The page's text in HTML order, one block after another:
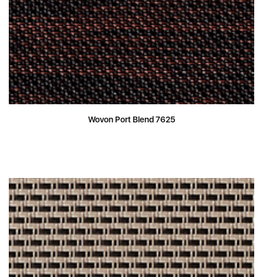
Wovon Port Blend 7625